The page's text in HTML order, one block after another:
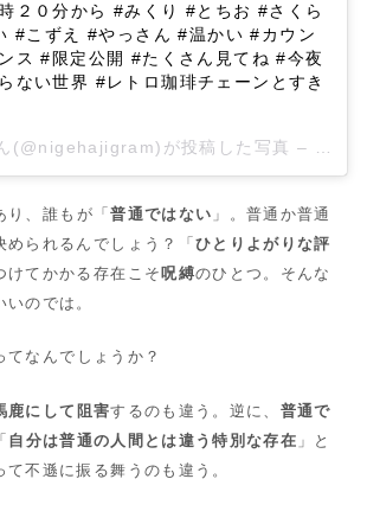
２０分から #みくり #とちお #さくら
#こずえ #やっさん #温かい #カウン
ス #限定公開 #たくさん見てね #今夜
ない世界 #レトロ珈琲チェーンとすき
り、誰もが「普通ではない 」。普通か普通
められるんでしょう？「ひとりよがりな評
けてかかる存在こそ呪縛のひとつ。そんな
のでは。
てなんでしょうか？
鹿にして阻害するのも違う。逆に、 普通で
「自分は普通の人間とは違う特別な存在 」と
て不遜に振る舞うのも違う。